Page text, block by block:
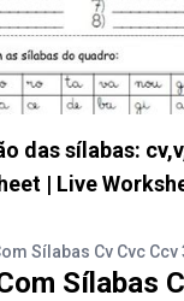
das sílabas:
| Live
Sílabas Cv Cvc Ccv
Sílabas